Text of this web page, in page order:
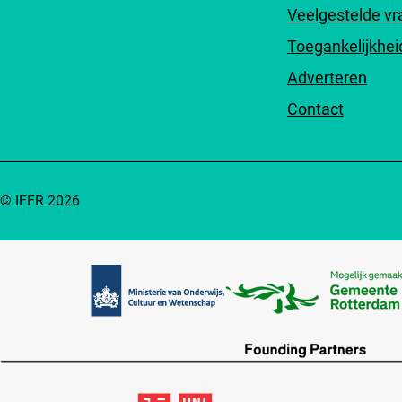
Veelgestelde
Adverteren
Contact
© IFFR 2026